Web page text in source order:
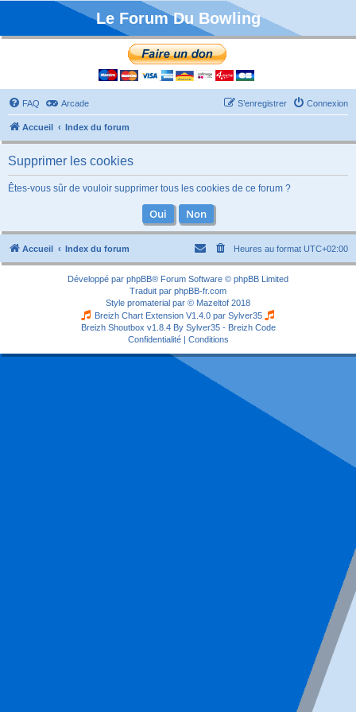
Le Forum Du Bowling
FAQ Arcade Connexion
S’enregistrer
Accueil Index du forum
Supprimer les cookies
Êtes-vous sûr de vouloir supprimer tous les cookies de ce forum ?
Accueil Index du forum Heures au format UTC+02:00
Développé par phpBB® Forum Software © phpBB Limited
Traduit par phpBB-fr.com
Style promaterial par © Mazeltof 2018
Breizh Chart Extension V1.4.0 par Sylver35
Breizh Shoutbox v1.8.4 By Sylver35 - Breizh Code
Confidentialité| Conditions